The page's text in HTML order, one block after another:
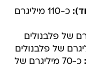
כ-110 מיליגרם
כ-70 מיליגרם של